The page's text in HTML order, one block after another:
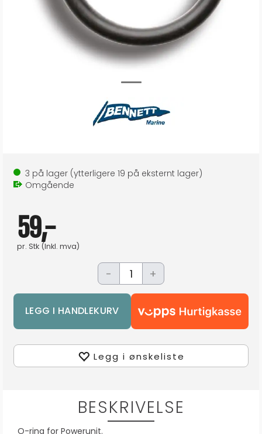
3 på lager (ytterligere 19 på eksternt lager)
Omgående
59,-
pr. Stk (Inkl. mva)
- +
Legg i ønskeliste
BESKRIVELSE
O-ring for Powerunit.